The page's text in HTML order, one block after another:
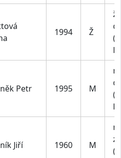
1994 Ž
Petr 1995 M
Jiří 1960 M